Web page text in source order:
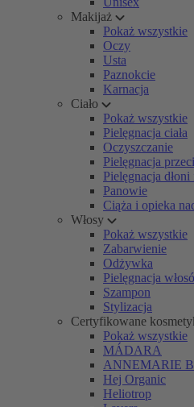
Makijaż
Pokaż wszystkie
Oczy
Usta
Paznokcie
Karnacja
Ciało
Pokaż wszystkie
Pielęgnacja ciała
Oczyszczanie
Pielęgnacja
Pielęgnacja dłoni
Panowie
Ciąża i opieka
Włosy
Pokaż wszystkie
Zabarwienie
Odżywka
Pielęgnacja
Szampon
Stylizacja
Certyfikowane
Pokaż wszystkie
MÁDARA
ANNEMARIE
Hej Organic
Heliotrop